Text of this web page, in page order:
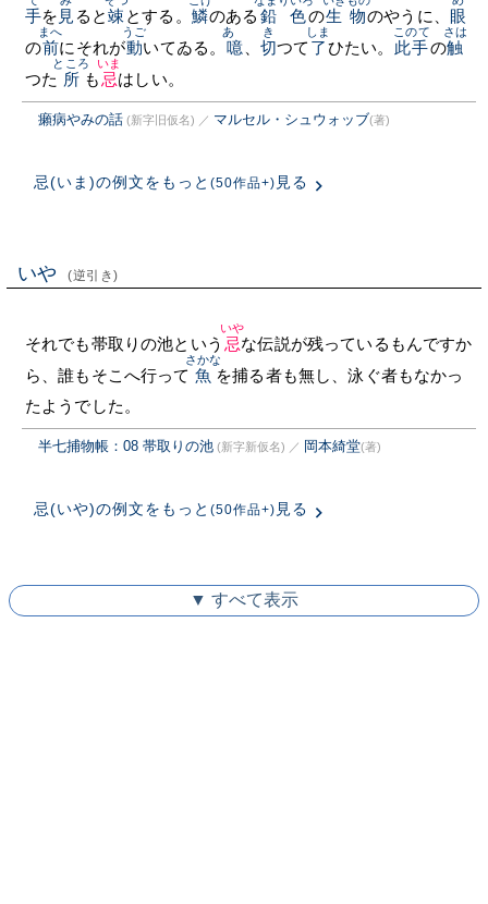
手を 見 ると 竦 とする。 鱗のある 鉛色の生物のやうに、 眼
の前
まへ
にそれが動
うご
いてゐる。 噫
あゝ
切
き
つて 了
しま
ひたい。 此手
このて
の触
さは
つた 所
ところ
も 忌
いま
はしい。
癩病やみの話 (新字旧仮名) ／ マルセル・シュウォッブ(著)
忌(いま)の例文をもっと (50作品+) 見る
いや (逆引き)
それでも帯取りの池という 忌
いや
な伝説が残っているもんですか
ら、誰もそこへ行って 魚
さかな
を捕る者も無し、泳ぐ者もなかっ
たようでした。
半七捕物帳：08 帯取りの池 (新字新仮名) ／ 岡本綺堂(著)
忌(いや)の例文をもっと (50作品+) 見る
▼ すべて表示